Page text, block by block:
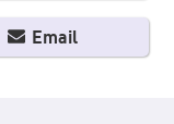
Email